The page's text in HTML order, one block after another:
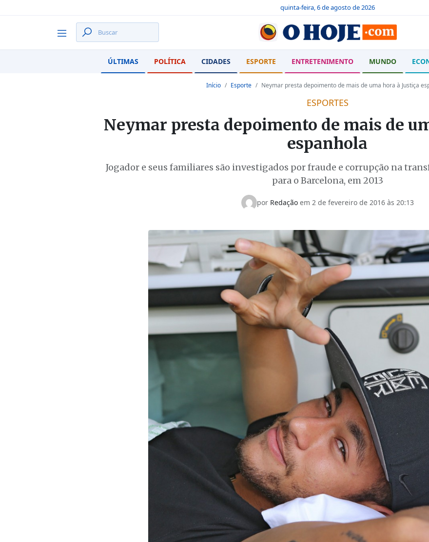
quinta-feira, 6 de agosto de 2026
ÚLTIMAS POLÍTICA CIDADES ESPORTE ENTRETENIMENTO MUNDO
Início Esporte Neymar presta depoimento de mais de uma hora à Justiça
ESPORTES
Neymar presta depoimento de mais de
espanhola
Jogador e seus familiares são investigados por fraude e corrupção na
para o Barcelona, em 2013
por Redaçãoem 2 de fevereiro de 2016 às 20:13